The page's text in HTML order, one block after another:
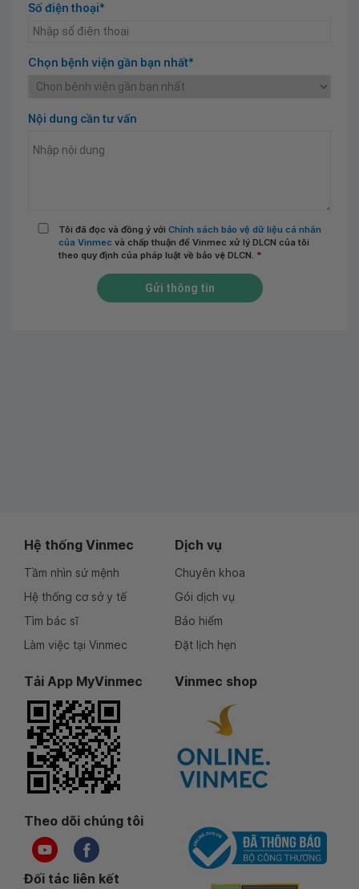
Số điện thoại*
Chọn bệnh viện gần bạn nhất*
Nội dung cần tư vấn
Tôi đã đọc và đồng ý với Chính sách bảo vệ dữ liệu cá nhân
của Vinmec và chấp thuận để Vinmec xử lý DLCN của tôi
theo quy định của pháp luật về bảo vệ DLCN. *
Gửi thông tin
Hệ thống Vinmec
Tầm nhìn sứ mệnh
Hệ thống cơ sở y tế
Tìm bác sĩ
Làm việc tại Vinmec
Dịch vụ
Chuyên khoa
Gói dịch vụ
Bảo hiểm
Đặt lịch hẹn
Tải App MyVinmec Vinmec shop
Theo dõi chúng tôi
Đối tác liên kết